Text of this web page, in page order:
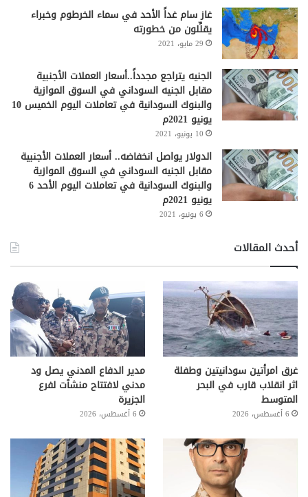
غاز سام غداً الأحد في سماء الخرطوم وخبراء
يقلِّلون من خطورته
29 مايو، 2021
الجنيه يتراجع مجدداً..أسعار العملات الأجنبية
مقابل الجنيه السوداني في السوق الموازية
والبنوك السودانية في تعاملات اليوم الخميس 10
يونيو 2021م
10 يونيو، 2021
الدولار يواصل انخفاضه.. أسعار العملات الأجنبية
مقابل الجنيه السوداني في السوق الموازية
والبنوك السودانية في تعاملات اليوم الأحد 6
يونيو 2021م
6 يونيو، 2021
أحدث المقالات
غرق امرأتين سودانيتين وطفلة
اثر انقلاب قارب في البحر
المتوسط
6 أغسطس، 2026
مدير الدفاع المدني يصل ود
مدني لافتتاح منشٱت لفرع
الجزيرة
6 أغسطس، 2026